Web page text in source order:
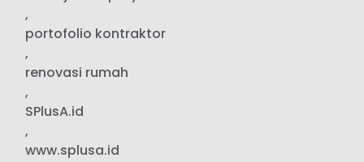
,
portofolio kontraktor
,
renovasi rumah
,
SPlusA.id
,
www.splusa.id